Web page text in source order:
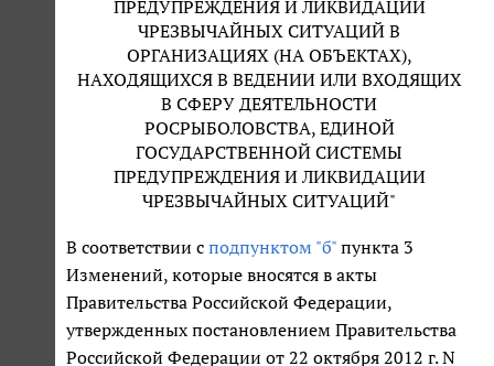
ПРЕДУПРЕЖДЕНИЯ И ЛИКВИДАЦИИ
ЧРЕЗВЫЧАЙНЫХ СИТУАЦИЙ В
ОРГАНИЗАЦИЯХ (НА ОБЪЕКТАХ),
НАХОДЯЩИХСЯ В ВЕДЕНИИ ИЛИ ВХОДЯЩИХ
В СФЕРУ ДЕЯТЕЛЬНОСТИ
РОСРЫБОЛОВСТВА, ЕДИНОЙ
ГОСУДАРСТВЕННОЙ СИСТЕМЫ
ПРЕДУПРЕЖДЕНИЯ И ЛИКВИДАЦИИ
ЧРЕЗВЫЧАЙНЫХ СИТУАЦИЙ"
В соответствии с подпунктом "б" пункта 3
Изменений, которые вносятся в акты
Правительства Российской Федерации,
утвержденных постановлением Правительства
Российской Федерации от 22 октября 2012 г. N